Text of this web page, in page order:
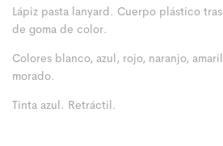
Lápiz pasta lanyard. Cuerpo plástico
de goma de color.
Colores blanco, azul, rojo, naranjo,
morado.
Tinta azul. Retráctil.